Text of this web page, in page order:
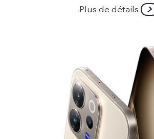
Tunisia | Veuillez sélectionner le
Plus de détails